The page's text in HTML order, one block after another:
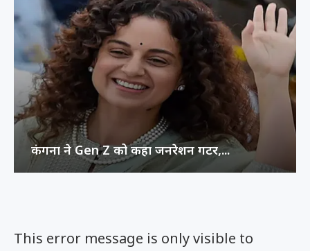
This error message is only visible to
कंगना ने Gen Z को कहा जनरेशन गटर,...